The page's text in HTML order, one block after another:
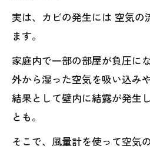
実は、カビの発生には 空気の
ます。
家庭内で一部の部屋が負圧にな
外から湿った空気を吸い込み
結果として壁内に結露が発生
とも。
そこで、風量計を使って空気